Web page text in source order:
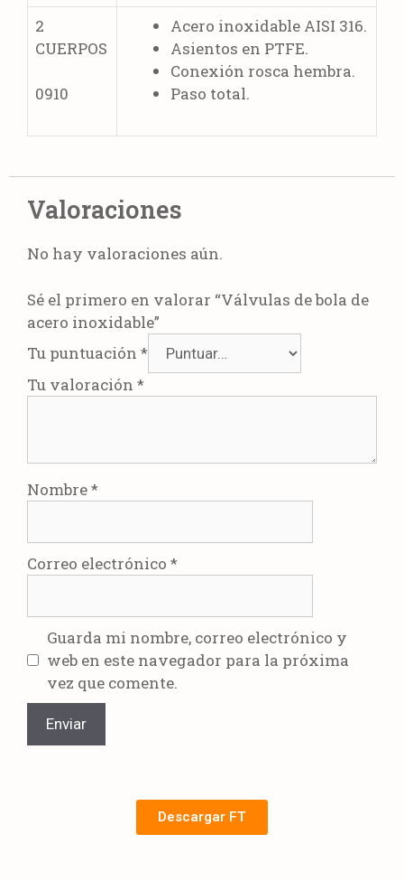
2
CUERPOS
0910
Acero inoxidable AISI 316.
Asientos en PTFE.
Conexión rosca hembra.
Paso total.
Valoraciones
No hay valoraciones aún.
Sé el primero en valorar “Válvulas de bola de
acero inoxidable”
Tu puntuación *
Tu valoración *
Nombre*
Correo electrónico *
Guarda mi nombre, correo electrónico y
web en este navegador para la próxima
vez que comente.
Descargar FT